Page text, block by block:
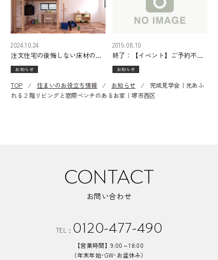
注文住宅の後悔しない床材の選
び方とは？床材の特徴や人気の
種類をご紹介
2024.10.24
お知らせ
終了：【イベント】ご予約不
要 吹田江坂・マンションモデ
ルルーム 販売＆見学会 開催
8/24（土）25（日）！
2019.08.10
お知らせ
TOP ⁄ 住まいのお役立ち情報 ⁄ お知らせ ⁄ 完成見学会｜光あふ
れる２階リビングと窓際ベンチのあるお家｜堺市西区
CONTACT
お問い合わせ
TEL： 0120-477-490
【営業時間】9:00～18:00
（年末年始･GW･お盆休み）